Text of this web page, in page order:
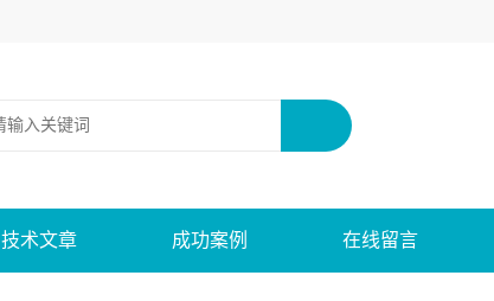
技术文章 成功案例 在线留言